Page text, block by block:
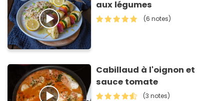
aux légumes
(6 notes)
Cabillaud à l'oignon et
sauce tomate
(3 notes)